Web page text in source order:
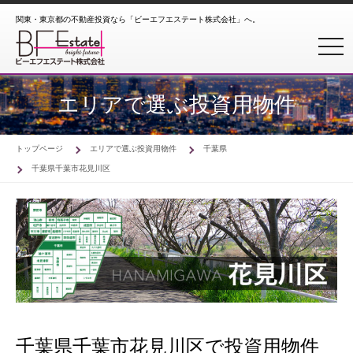
関東・東京都の不動産投資なら「ビーエフエステート株式会社」へ。
エリアで選ぶ投資用物件
トップページ エリアで選ぶ投資用物件
千葉県
千葉県千葉市花見川区
千葉県千葉市花見川区で投資用物件